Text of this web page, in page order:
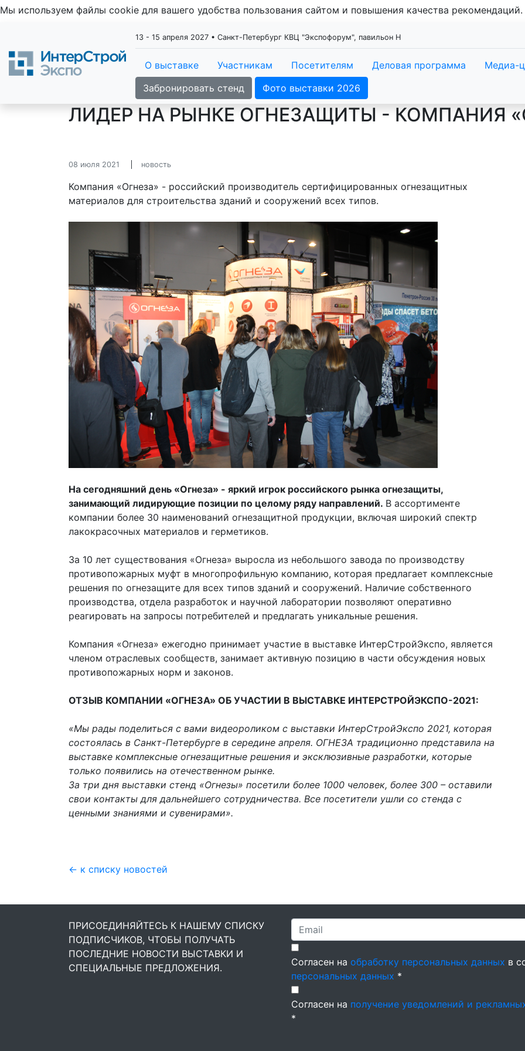
Мы используем файлы cookie для вашего удобства пользования сайтом и повышения качества рекомендаций.
13 - 15 апреля 2027 • Санкт-Петербург КВЦ "Экспофорум", павильон Н
О выставке Участникам Посетителям Деловая программа
Медиа-
Забронировать стенд
Фото выставки 2026
ЛИДЕР НА РЫНКЕ ОГНЕЗАЩИТЫ - КОМПАНИЯ
08 июля 2021 новость
Компания «Огнеза» - российский производитель сертифицированных огнезащитных
материалов для строительства зданий и сооружений всех типов.
На сегодняшний день «Огнеза» - яркий игрок российского рынка огнезащиты,
занимающий лидирующие позиции по целому ряду направлений. В ассортименте
компании более 30 наименований огнезащитной продукции, включая широкий спектр
лакокрасочных материалов и герметиков.
За 10 лет существования «Огнеза» выросла из небольшого завода по производству
противопожарных муфт в многопрофильную компанию, которая предлагает комплексные
решения по огнезащите для всех типов зданий и сооружений. Наличие собственного
производства, отдела разработок и научной лаборатории позволяют оперативно
реагировать на запросы потребителей и предлагать уникальные решения.
Компания «Огнеза» ежегодно принимает участие в выставке ИнтерСтройЭкспо, является
членом отраслевых сообществ, занимает активную позицию в части обсуждения новых
противопожарных норм и законов.
ОТЗЫВ КОМПАНИИ «ОГНЕЗА» ОБ УЧАСТИИ В ВЫСТАВКЕ ИНТЕРСТРОЙЭКСПО-2021:
«Мы рады поделиться с вами видеороликом с выставки ИнтерСтройЭкспо 2021, которая
состоялась в Санкт-Петербурге в середине апреля. ОГНЕЗА традиционно представила на
выставке комплексные огнезащитные решения и эксклюзивные разработки, которые
только появились на отечественном рынке.
За три дня выставки стенд «Огнезы» посетили более 1000 человек, более 300 – оставили
свои контакты для дальнейшего сотрудничества. Все посетители ушли со стенда с
ценными знаниями и сувенирами».
← к списку новостей
ПРИСОЕДИНЯЙТЕСЬ К НАШЕМУ СПИСКУ
ПОДПИСЧИКОВ, ЧТОБЫ ПОЛУЧАТЬ
ПОСЛЕДНИЕ НОВОСТИ ВЫСТАВКИ И
СПЕЦИАЛЬНЫЕ ПРЕДЛОЖЕНИЯ.
Согласен на обработку персональных данных в
персональных данных *
Согласен на получение уведомлений и
*